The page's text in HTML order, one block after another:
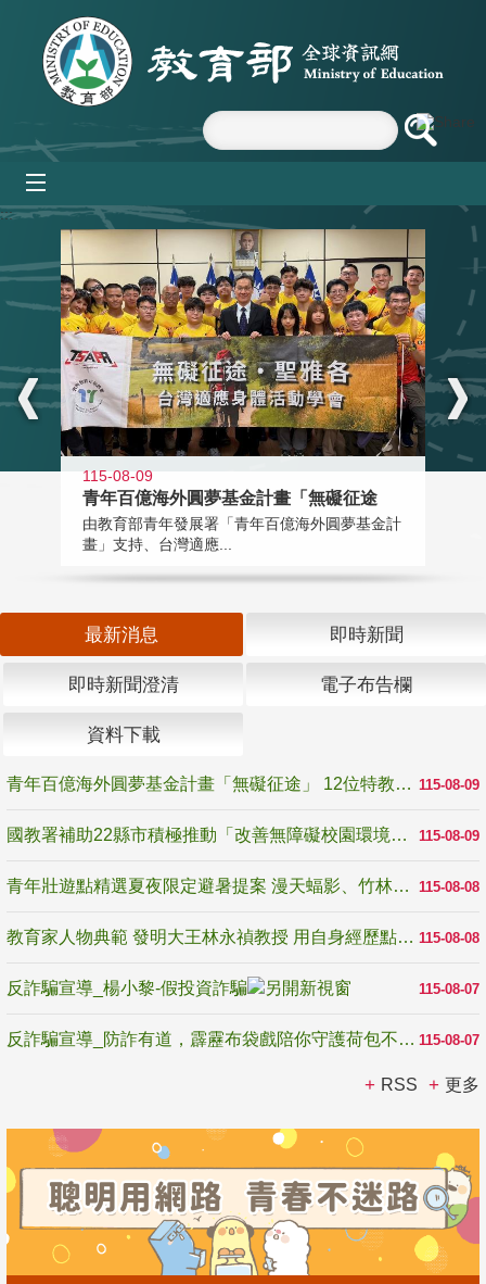
跳到主要內容區塊
:::
115-08-09
青年百億海外圓夢基金計畫「無礙征途
由教育部青年發展署「青年百億海外圓夢基金計
畫」支持、台灣適應...
最新消息 即時新聞
即時新聞澄清 電子布告欄
資料下載
115-08-09
青年百億海外圓夢基金計畫「無礙征途」 12位特教與弱勢青年勇闖西班牙 跨越感官限制見證生命蛻變
115-08-09
國教署補助22縣市積極推動「改善無障礙校園環境計畫」 打造友善、安全、無礙學習空間
115-08-08
青年壯遊點精選夏夜限定避暑提案 漫天蝠影、竹林尋蛙、茶香夜觀 邀青年暮色出發
115-08-08
教育家人物典範 發明大王林永禎教授 用自身經歷點亮學生的路
115-08-07
反詐騙宣導_楊小黎-假投資詐騙
115-08-07
反詐騙宣導_防詐有道，霹靂布袋戲陪你守護荷包不受騙
RSS 更多